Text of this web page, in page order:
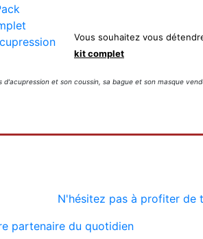
Vous souhaitez vous
kit complet
d'acupression et son coussin, sa bague et son masque
N'hésitez pas à profiter de